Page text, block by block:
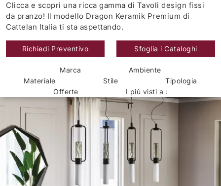
Clicca e scopri una ricca gamma di Tavoli design fissi
da pranzo! Il modello Dragon Keramik Premium di
Cattelan Italia ti sta aspettando.
Richiedi Preventivo Sfoglia i Cataloghi
Marca
Ambiente
Materiale
Stile
Tipologia
Offerte
I più visti a :